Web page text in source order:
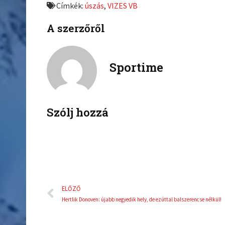
o
f
b
Címkék:úszás,VIZES VB
A szerzőről
Sportime
Szólj hozzá
Előző
ELŐZŐ
Hertlik Donoven: újabb negyedik hely, de ezúttal balszerencse nélkül!